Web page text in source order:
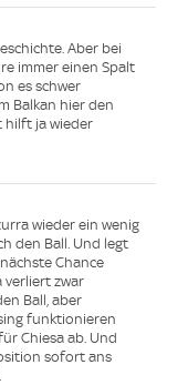
Aber bei
immer einen Spalt
es schwer
Balkan hier den
hilft ja wieder
wieder ein wenig
den Ball. Und legt
Chance
verliert zwar
Ball, aber
funktionieren
Chiesa ab. Und
sofort ans